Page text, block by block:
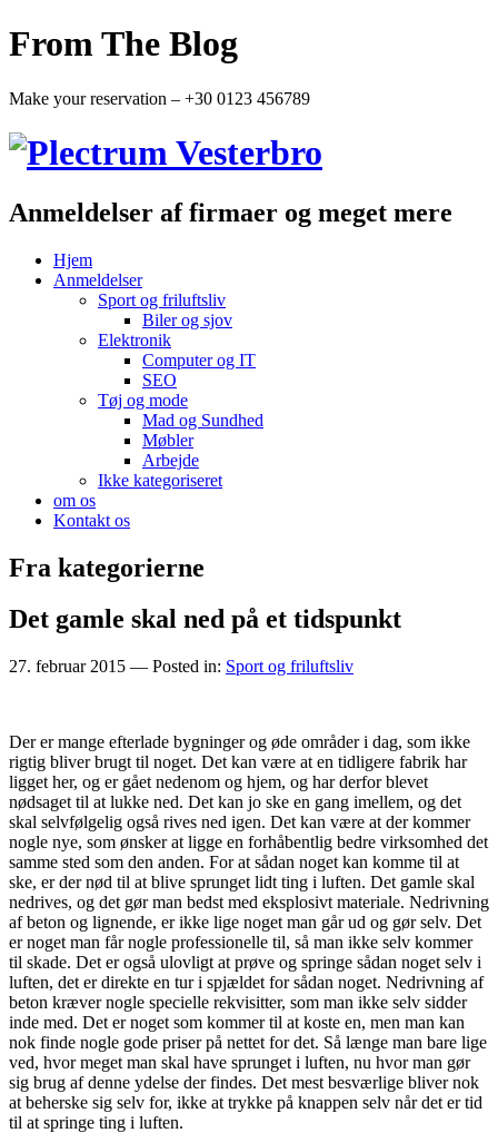
From The Blog
Make your reservation – +30 0123 456789
Anmeldelser af firmaer og meget mere
Hjem
Anmeldelser
Sport og friluftsliv
Biler og sjov
Elektronik
Computer og IT
SEO
Tøj og mode
Mad og Sundhed
Møbler
Arbejde
Ikke kategoriseret
om os
Kontakt os
Fra kategorierne
Det gamle skal ned på et tidspunkt
27. februar 2015 — Posted in: Sport og friluftsliv
Der er mange efterlade bygninger og øde områder i dag, som ikke
rigtig bliver brugt til noget. Det kan være at en tidligere fabrik har
ligget her, og er gået nedenom og hjem, og har derfor blevet
nødsaget til at lukke ned. Det kan jo ske en gang imellem, og det
skal selvfølgelig også rives ned igen. Det kan være at der kommer
nogle nye, som ønsker at ligge en forhåbentlig bedre virksomhed det
samme sted som den anden. For at sådan noget kan komme til at
ske, er der nød til at blive sprunget lidt ting i luften. Det gamle skal
nedrives, og det gør man bedst med eksplosivt materiale. Nedrivning
af beton og lignende, er ikke lige noget man går ud og gør selv. Det
er noget man får nogle professionelle til, så man ikke selv kommer
til skade. Det er også ulovligt at prøve og springe sådan noget selv i
luften, det er direkte en tur i spjældet for sådan noget. Nedrivning af
beton kræver nogle specielle rekvisitter, som man ikke selv sidder
inde med. Det er noget som kommer til at koste en, men man kan
nok finde nogle gode priser på nettet for det. Så længe man bare lige
ved, hvor meget man skal have sprunget i luften, nu hvor man gør
sig brug af denne ydelse der findes. Det mest besværlige bliver nok
at beherske sig selv for, ikke at trykke på knappen selv når det er tid
til at springe ting i luften.